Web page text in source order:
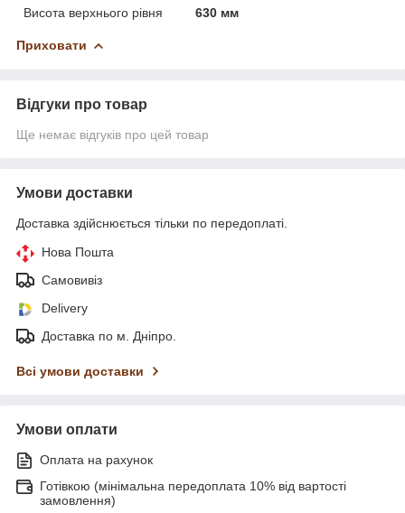
Висота верхнього рівня
630 мм
Приховати
Відгуки про товар
Ще немає відгуків про цей товар
Умови доставки
Доставка здійснюється тільки по передоплаті.
Нова Пошта
Самовивіз
Delivery
Доставка по м. Дніпро.
Всі умови доставки
Умови оплати
Оплата на рахунок
Готівкою (мінімальна передоплата 10% від вартості
замовлення)